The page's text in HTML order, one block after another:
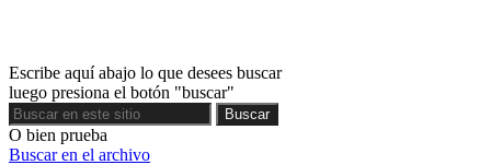
Escribe aquí abajo lo que desees buscar
luego presiona el botón "buscar"
Buscar
Buscar
O bien prueba
Buscar en el archivo